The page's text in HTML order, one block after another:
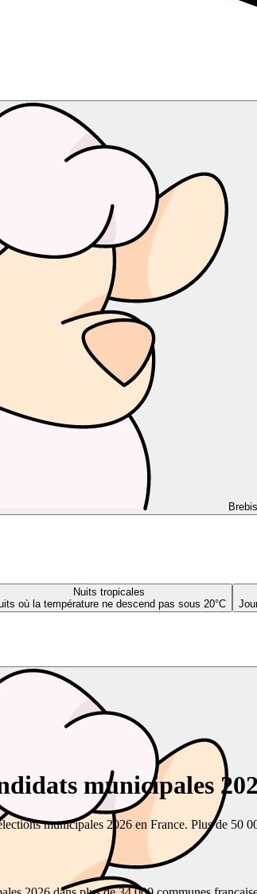
Nuits tropicales
où la température ne descend pas sous 20°C
municipales
municipales 2026 en France. Plus de 50